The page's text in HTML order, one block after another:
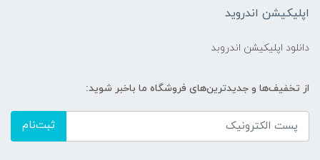
اپلیکیشن اندروید
دانلود اپلیکیشن اندروبد
از تخفیف‌ها و جدیدترین‌های فروشگاه ما باخبر شوید:
ثبت‌نام